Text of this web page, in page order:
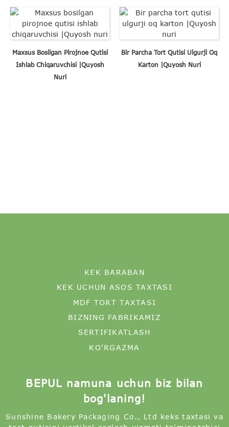
Maxsus Bosilgan Pirojnoe Qutisi
Ishlab Chiqaruvchisi |Quyosh
Nuri
Bir Parcha Tort Qutisi Ulgurji Oq
Karton |Quyosh Nuri
KEK BARABAN
KEK UCHUN ASOS TAXTASI
MDF TORT TAXTASI
BIZNING FABRIKAMIZ
SERTIFIKATLASH
KO'RGAZMA
BEPUL namuna uchun biz bilan
bog'laning!
Sunshine Bakery Packaging Co., Ltd keks taxtasi va